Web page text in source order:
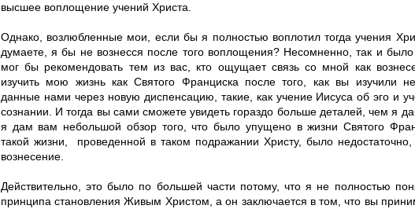
высшее воплощение учений Христа.
Однако, возлюбленные мои, если бы я полностью воплотил тогда учения
думаете, я бы не вознесся после того воплощения? Несомненно, так и
мог бы рекомендовать тем из вас, кто ощущает связь со мной как
изучить мою жизнь как Святого Франциска после того, как вы изучили
данные нами через новую диспенсацию, такие, как учение Иисуса об эго и
сознании. И тогда вы сами сможете увидеть гораздо больше деталей, чем я
я дам вам небольшой обзор того, что было упущено в жизни Святого
такой жизни, проведенной в таком подражании Христу, было недостаточно,
вознесение.
Действительно, это было по большей части потому, что я не полностью
принципа становления Живым Христом, а он заключается в том, что вы